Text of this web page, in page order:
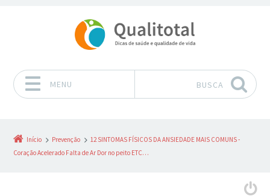
MENU BUSCA
Início Prevenção
12 SINTOMAS FÍSICOS DA ANSIEDADE MAIS COMUNS -
Coração Acelerado Falta de Ar Dor no peito ETC…